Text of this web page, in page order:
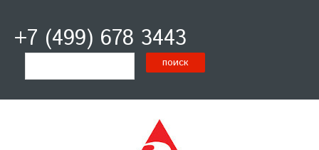
+7 (499) 678 3443